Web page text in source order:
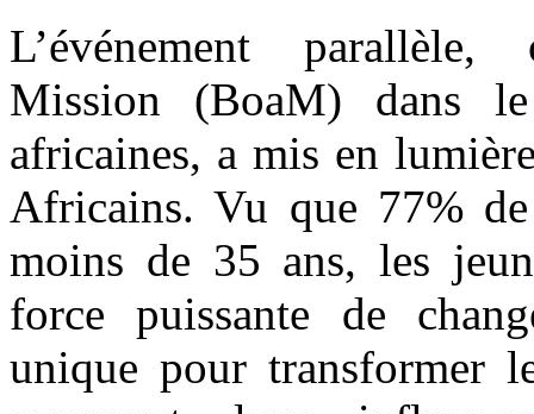
L’événement
Mission (BoaM) dans
africaines, a mis en
Africains. Vu que 77%
moins de 35 ans, les
force puissante de
unique pour transformer